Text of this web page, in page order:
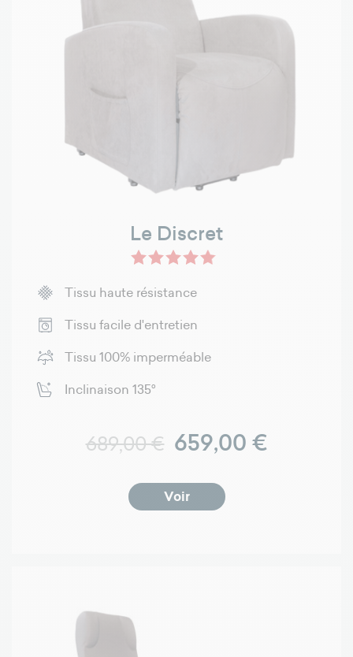
Le Discret
Tissu haute résistance
Tissu facile d'entretien
Tissu 100% imperméable
Inclinaison 135°
Prix normal
689,00 € Prix
659,00 €
Voir